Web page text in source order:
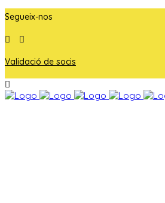
Segueix-nos
Validació de socis